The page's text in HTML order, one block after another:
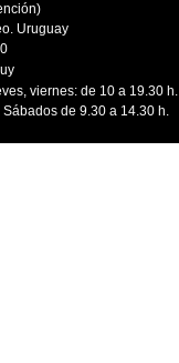
Uruguay
viernes: de 10 a 19.30 h.
Sábados de 9.30 a 14.30 h.